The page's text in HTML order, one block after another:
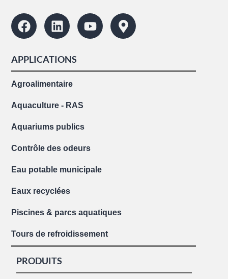
APPLICATIONS
Agroalimentaire
Aquaculture - RAS
Aquariums publics
Contrôle des odeurs
Eau potable municipale
Eaux recyclées
Piscines & parcs aquatiques
Tours de refroidissement
PRODUITS